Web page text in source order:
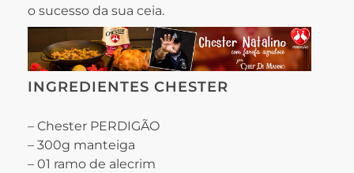
o sucesso da sua ceia.
INGREDIENTES CHESTER
– Chester PERDIGÃO
– 300g manteiga
– 01 ramo de alecrim